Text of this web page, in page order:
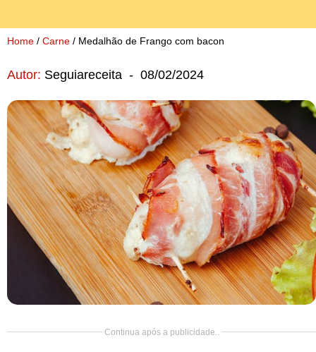
Cupcakes
Salgado
Doce
Pão
Salada
Almoço
Cocada
Home / Carne / Medalhão de Frango com bacon
Autor: Seguiareceita - 08/02/2024
Continua após a publicidade..